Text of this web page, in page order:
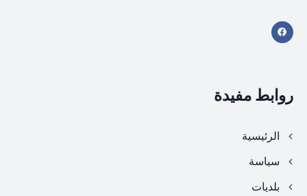
روابط مفيدة
الرئيسية
سياسة
بلديات